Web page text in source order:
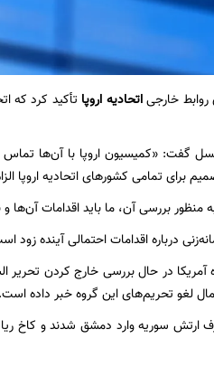
روابط خارجیاتحادیه اروپا تأکید کرد که
گفت:‌ «کمیسیون اروپا با آن‌ها تماس
برای تمامی کشورهای اتحادیه اروپا
بررسی آن،‌ ما باید اقدامات آن‌ها و
درباره اقدامات احتمالی آینده زود
در حال بررسی خارج کردن تحریر
لغو تحریم‌های این گروه خبر داده است.
ارتش سوریه وارد دمشق شدند و کاخ